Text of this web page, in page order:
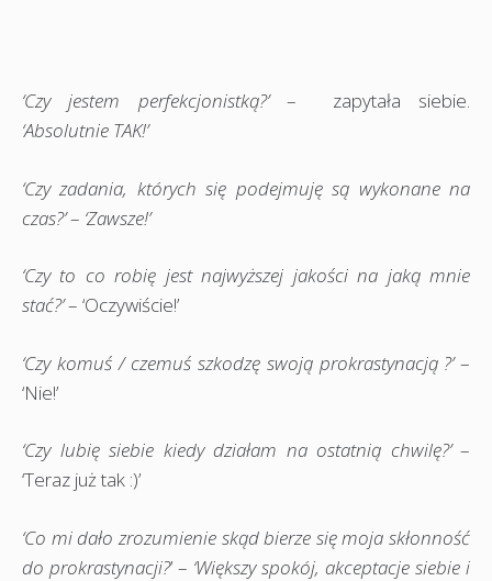
‘Czy jestem perfekcjonistką?’– zapytała siebie.
‘Absolutnie TAK!’
‘Czy zadania, których się podejmuję są wykonane na
czas?’– ‘Zawsze!’
‘Czy to co robię jest najwyższej jakości na jaką mnie
stać?’– ‘Oczywiście!’
‘Czy komuś / czemuś szkodzę swoją prokrastynacją ?’–
‘Nie!’
‘Czy lubię siebie kiedy działam na ostatnią chwilę?’–
‘Teraz już tak :)’
‘Co mi dało zrozumienie skąd bierze się moja skłonność
do prokrastynacji?’ – ‘Większy spokój, akceptacje siebie i